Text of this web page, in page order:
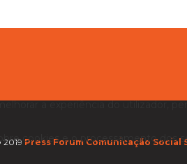
Press Forum Comunicação Social
a experiência do utilizador,
cookies e o processamento dos